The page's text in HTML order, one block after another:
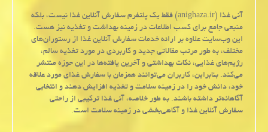
آنی غذا (anighaza.ir) فقط یک پلتفرم سفارش آنلاین غذا نیست، بلکه
منبعی جامع برای کسب اطلاعات در زمینه بهداشت و تغذیه نیز هست.
این وب‌سایت علاوه بر ارائه خدمات سفارش آنلاین غذا از رستوران‌های
مختلف، به طور مرتب مقالاتی جدید و کاربردی در مورد تغذیه سالم،
رژیم‌های غذایی، نکات بهداشتی و آخرین یافته‌ها در این حوزه منتشر
می‌کند. بنابراین، کاربران می‌توانند همزمان با سفارش غذای مورد علاقه
خود، دانش خود را در زمینه سلامت و تغذیه افزایش دهند و انتخابی
آگاهانه‌تر داشته باشند. به طور خلاصه، آنی غذا ترکیبی از راحتی
سفارش آنلاین غذا و آگاهی‌بخشی در زمینه سلامت است.